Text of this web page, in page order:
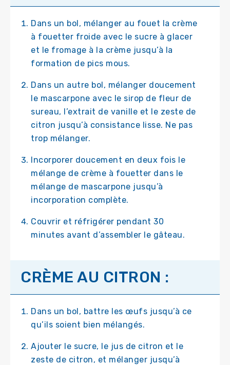
Dans un bol, mélanger au fouet la crème
à fouetter froide avec le sucre à glacer
et le fromage à la crème jusqu’à la
formation de pics mous.
Dans un autre bol, mélanger doucement
le mascarpone avec le sirop de fleur de
sureau, l’extrait de vanille et le zeste de
citron jusqu’à consistance lisse. Ne pas
trop mélanger.
Incorporer doucement en deux fois le
mélange de crème à fouetter dans le
mélange de mascarpone jusqu’à
incorporation complète.
Couvrir et réfrigérer pendant 30
minutes avant d’assembler le gâteau.
CRÈME AU CITRON :
Dans un bol, battre les œufs jusqu’à ce
qu’ils soient bien mélangés.
Ajouter le sucre, le jus de citron et le
zeste de citron, et mélanger jusqu’à